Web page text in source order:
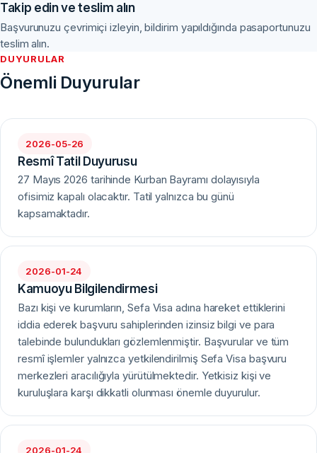
Takip edin ve teslim alın
Başvurunuzu çevrimiçi izleyin, bildirim yapıldığında pasaportunuzu
teslim alın.
DUYURULAR
Önemli Duyurular
2026-05-26
Resmî Tatil Duyurusu
27 Mayıs 2026 tarihinde Kurban Bayramı dolayısıyla
ofisimiz kapalı olacaktır. Tatil yalnızca bu günü
kapsamaktadır.
2026-01-24
Kamuoyu Bilgilendirmesi
Bazı kişi ve kurumların, Sefa Visa adına hareket ettiklerini
iddia ederek başvuru sahiplerinden izinsiz bilgi ve para
talebinde bulundukları gözlemlenmiştir. Başvurular ve tüm
resmî işlemler yalnızca yetkilendirilmiş Sefa Visa başvuru
merkezleri aracılığıyla yürütülmektedir. Yetkisiz kişi ve
kuruluşlara karşı dikkatli olunması önemle duyurulur.
2026-01-24